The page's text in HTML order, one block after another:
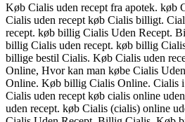
Køb Cialis uden recept fra apotek.
Cialis uden recept køb Cialis billigt.
recept. køb billig Cialis Uden Recept.
billig Cialis uden recept. køb billig
billige bestil Cialis. Køb Cialis uden
Online, Hvor kan man købe Cialis
Online. Køb billig Cialis Online. Cialis
Cialis uden recept køb cialis online
uden recept. køb Cialis (cialis) online